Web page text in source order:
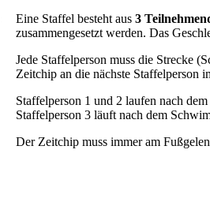
Eine Staffel besteht aus 3
zusammengesetzt werden. Das
Jede Staffelperson muss die Strecke
Zeitchip an die nächste Staffelperson
Staffelperson 1 und 2 laufen nach
Staffelperson 3 läuft nach dem
Der Zeitchip muss immer am